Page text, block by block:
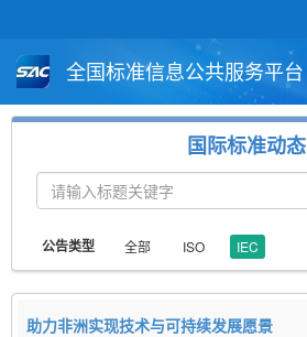
全国标准信息公共服务平台
行业标准
团体标准
国外标准 技术委员会
国际标准动态
公告类型 全部 ISO IEC
助力非洲实现技术与可持续发展愿景